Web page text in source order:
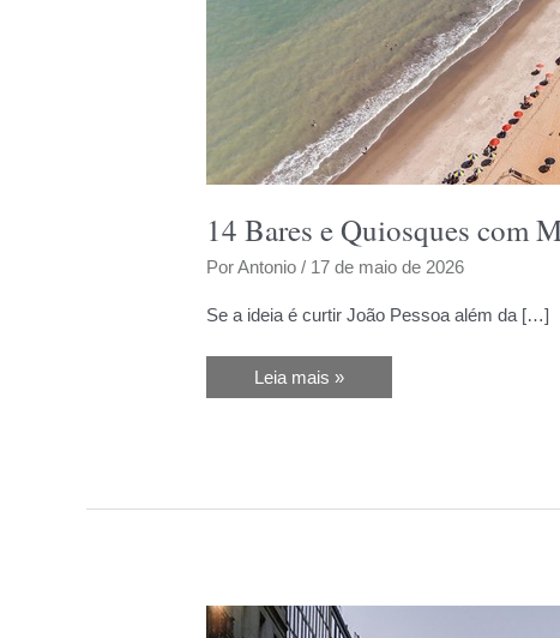
14 Bares e Quiosques com
PorAntonio/ 17 de maio de 2026
Se a ideia é curtir João Pessoa além da […]
14
Bares
Leia mais »